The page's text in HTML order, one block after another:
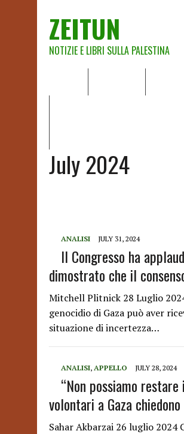
ZEITUN
NOTIZIE E LIBRI SULLA PALESTINA
July 2024
ANALISI JULY 31, 2024
Il Congresso ha
dimostrato che il
Mitchell Plitnick 28 Luglio
genocidio di Gaza può aver
situazione di incertezza…
ANALISI, APPELLO JULY 28, 2024
“Non possiamo
volontari a Gaza
Sahar Akbarzai 26 luglio